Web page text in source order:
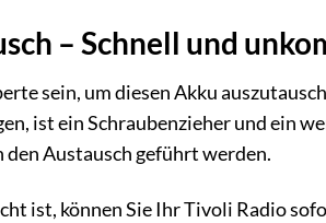
– Schnell und
sein, um diesen Akku
ist ein Schraubenzieher und ein
Austausch geführt werden.
ist, können Sie Ihr Tivoli Radio